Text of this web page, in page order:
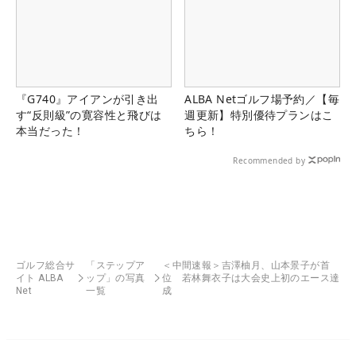
『G740』アイアンが引き出
す“反則級”の寛容性と飛びは
本当だった！
ALBA Netゴルフ場予約／【毎
週更新】特別優待プランはこ
ちら！
Recommended by
ゴルフ総合サ
イト ALBA
Net
「ステップア
ップ」の写真
一覧
＜中間速報＞吉澤柚月、山本景子が首
位 若林舞衣子は大会史上初のエース達
成